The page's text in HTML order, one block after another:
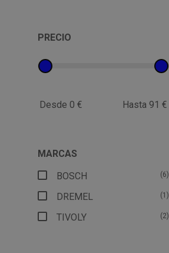
PRECIO
Desde 0 € Hasta 91 €
MARCAS
BOSCH
(6)
DREMEL (1)
TIVOLY (2)